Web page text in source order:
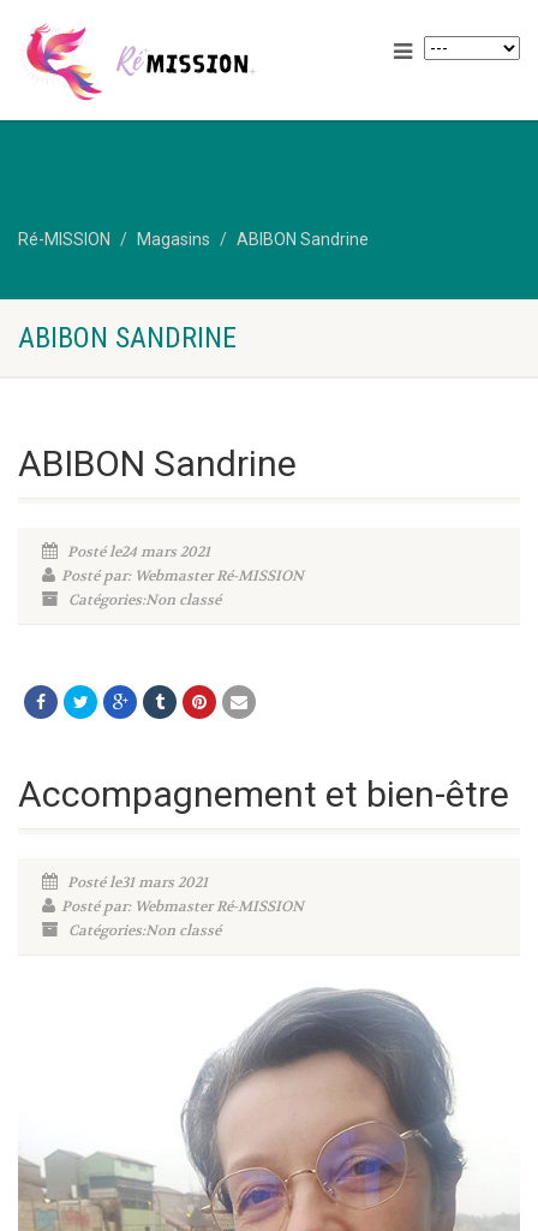
Ré-MISSION Magasins ABIBON Sandrine
ABIBON SANDRINE
ABIBON Sandrine
Posté le24 mars 2021
Posté par: Webmaster Ré-MISSION
Catégories:Non classé
Accompagnement et bien-être
Posté le31 mars 2021
Posté par: Webmaster Ré-MISSION
Catégories:Non classé